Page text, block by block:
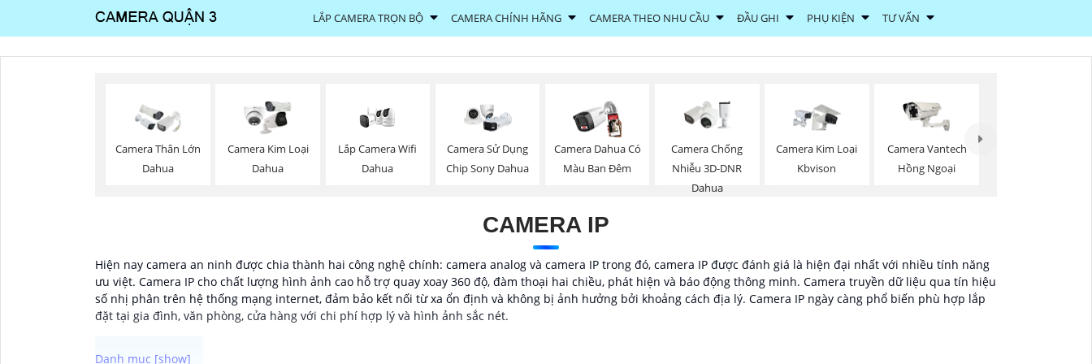
LẮP CAMERA TRỌN BỘ CAMERA CHÍNH HÃNG CAMERA THEO NHU CẦU ĐẦU GHI PHỤ KIỆN TƯ VẤN
Camera Thân Lớn
Dahua
Camera Kim Loại
Dahua
Lắp Camera Wifi
Dahua
Camera Sử Dụng
Chip Sony Dahua
Camera Dahua Có
Màu Ban Đêm
Camera Chống
Nhiễu 3D-DNR
Dahua
Camera Kim Loại
Kbvison
Camera Vantech
Hồng Ngoại
CAMERA IP
Hiện nay camera an ninh được chia thành hai công nghệ chính: camera analog và camera IP trong đó, camera IP được đánh giá là hiện đại nhất với nhiều tính năng
ưu việt. Camera IP cho chất lượng hình ảnh cao hỗ trợ quay xoay 360 độ, đàm thoại hai chiều, phát hiện và báo động thông minh. Camera truyền dữ liệu qua tín hiệu
số nhị phân trên hệ thống mạng internet, đảm bảo kết nối từ xa ổn định và không bị ảnh hưởng bởi khoảng cách địa lý. Camera IP ngày càng phổ biến phù hợp lắp
đặt tại gia đình, văn phòng, cửa hàng với chi phí hợp lý và hình ảnh sắc nét.